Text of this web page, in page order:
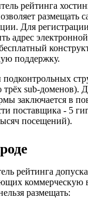
рейтинга
размещать
Для
адрес
поддержку.
трёх sub-доменов).
заключается в
поставщика - 5
посещений).
рейтинга
коммерческую
размещать: